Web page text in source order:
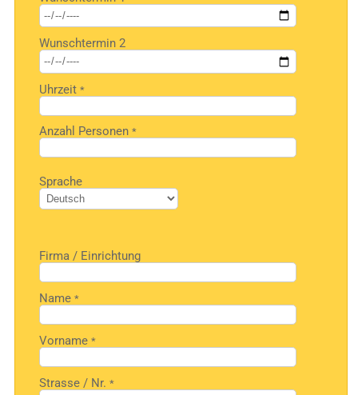
dieses
leer.
Wunschtermin 2
Uhrzeit*
Anzahl Personen*
Bitte
lasse
dieses
Feld
Sprache
Firma / Einrichtung
Name*
Vorname*
Strasse / Nr.*